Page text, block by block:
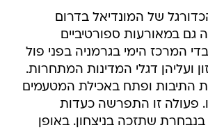
של המונדיאל בדרום
גם במאורעות ספורטיביים
המרכז הימי בגרמניה בפני פול
ועליהן דגלי המדינות המתחרות.
התיבות ופתח באכילת המטעמים
פעולה זו התפרשה כעדות
שתזכה בניצחון. באופן